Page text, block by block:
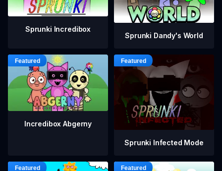
Sprunki Incredibox
Sprunki Dandy's World
Incredibox Abgerny
Sprunki Infected Mode